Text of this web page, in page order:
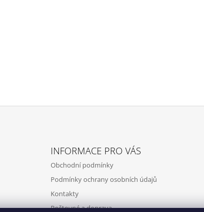
INFORMACE PRO VÁS
Obchodní podmínky
Podmínky ochrany osobních údajů
Kontakty
Poštovné a doprava